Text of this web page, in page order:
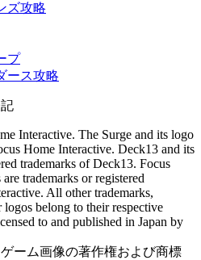
ズ攻略
プ
ース攻略
Interactive. The Surge and its logo
Home Interactive. Deck13 and its
trademarks of Deck13. Focus
trademarks or registered
All other trademarks,
logos belong to their respective
to and published in Japan by
ーム画像の著作権および商標